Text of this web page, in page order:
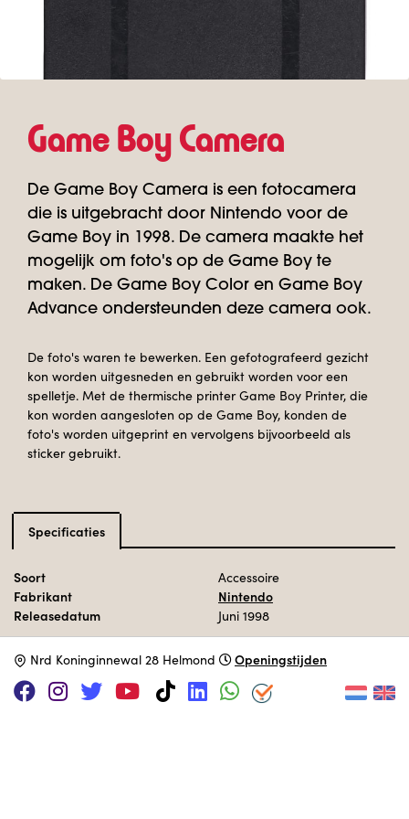
Game Boy Camera
De Game Boy Camera is een fotocamera
die is uitgebracht door Nintendo voor de
Game Boy in 1998. De camera maakte het
mogelijk om foto's op de Game Boy te
maken. De Game Boy Color en Game Boy
Advance ondersteunden deze camera ook.
De foto's waren te bewerken. Een gefotografeerd gezicht
kon worden uitgesneden en gebruikt worden voor een
spelletje. Met de thermische printer Game Boy Printer, die
kon worden aangesloten op de Game Boy, konden de
foto's worden uitgeprint en vervolgens bijvoorbeeld als
sticker gebruikt.
Specificaties
Soort Accessoire
Fabrikant
Nintendo
Releasedatum
Juni 1998
Nrd Koninginnewal 28 Helmond Openingstijden